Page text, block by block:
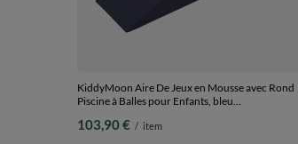
KiddyMoon Aire De Jeux en Mousse avec Rond
Piscine à Balles pour Enfants, bleu
(100 Balles)+ Pente
103,90 € / item